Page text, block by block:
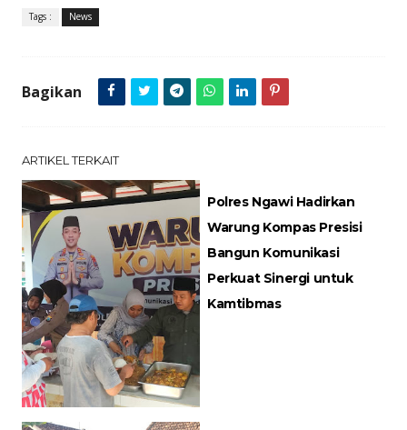
Tags : News
Bagikan
ARTIKEL TERKAIT
Polres Ngawi Hadirkan
Warung Kompas Presisi
Bangun Komunikasi
Perkuat Sinergi untuk
Kamtibmas